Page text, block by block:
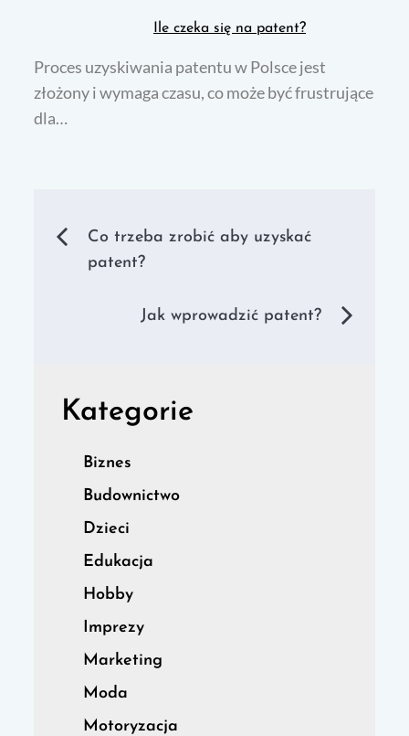
Ile czeka się na patent?
Proces uzyskiwania patentu w Polsce jest
złożony i wymaga czasu, co może być frustrujące
dla…
Nawigacja
Co trzeba zrobić aby uzyskać
patent?
Jak wprowadzić patent?
Kategorie
Biznes
Budownictwo
Dzieci
Edukacja
Hobby
Imprezy
Marketing
Moda
Motoryzacja